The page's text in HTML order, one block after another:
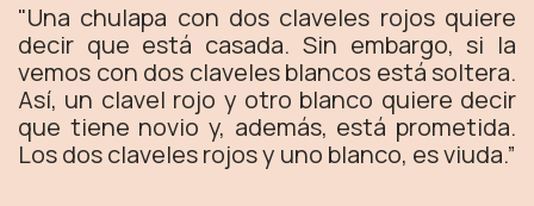
"Una chulapa con dos claveles rojos quiere
decir que está casada. Sin embargo, si la
vemos con dos claveles blancos está soltera.
Así, un clavel rojo y otro blanco quiere decir
que tiene novio y, además, está prometida.
Los dos claveles rojos y uno blanco, es viuda.”